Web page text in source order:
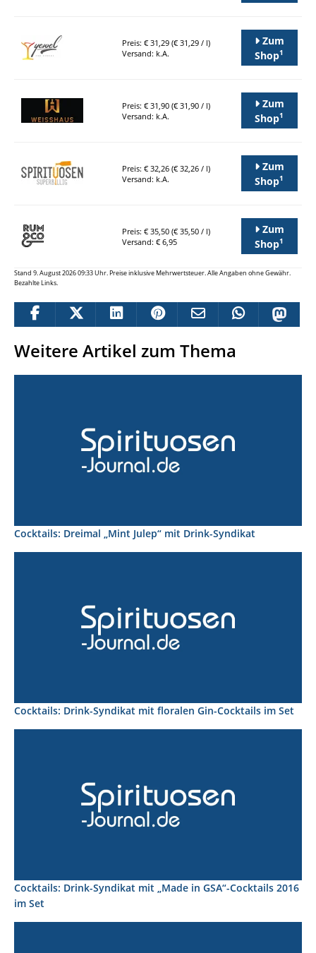
Preis: € 31,29 (€ 31,29 / l)
Versand: k.A.
Zum
Shop1
Preis: € 31,90 (€ 31,90 / l)
Versand: k.A.
Zum
Shop1
Preis: € 32,26 (€ 32,26 / l)
Versand: k.A.
Zum
Shop1
Preis: € 35,50 (€ 35,50 / l)
Versand: € 6,95
Zum
Shop1
Stand 9. August 2026 09:33 Uhr. Preise inklusive Mehrwertsteuer. Alle Angaben ohne Gewähr.
Bezahlte Links.
Weitere Artikel zum Thema
Cocktails: Dreimal „Mint Julep“ mit Drink-Syndikat
Cocktails: Drink-Syndikat mit floralen Gin-Cocktails im Set
Cocktails: Drink-Syndikat mit „Made in GSA“-Cocktails 2016
im Set